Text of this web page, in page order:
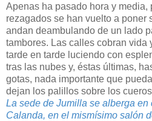
Apenas ha pasado hora y media,
rezagados se han vuelto a poner
andan deambulando de un lado
tambores. Las calles cobran vida
tarde en tarde luciendo con
tras las nubes y, éstas últimas,
gotas, nada importante que
dejan los palillos sobre los
La sede de Jumilla se alberga
Calanda, en el mismísimo salón